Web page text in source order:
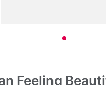
Feeling